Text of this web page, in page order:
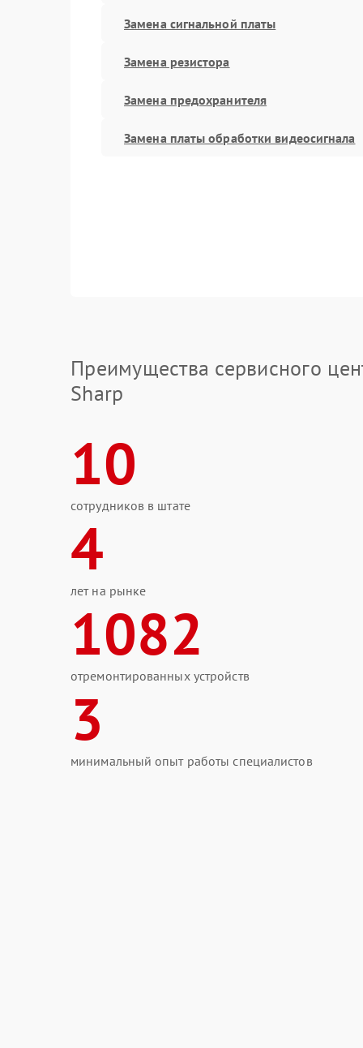
Замена сигнальной платы
Замена резистора
Замена предохранителя
Замена платы обработки видеосигнала
Преимущества сервисного
Sharp
10
сотрудников в штате
4
лет на рынке
1082
отремонтированных устройств
3
минимальный опыт работы специалистов